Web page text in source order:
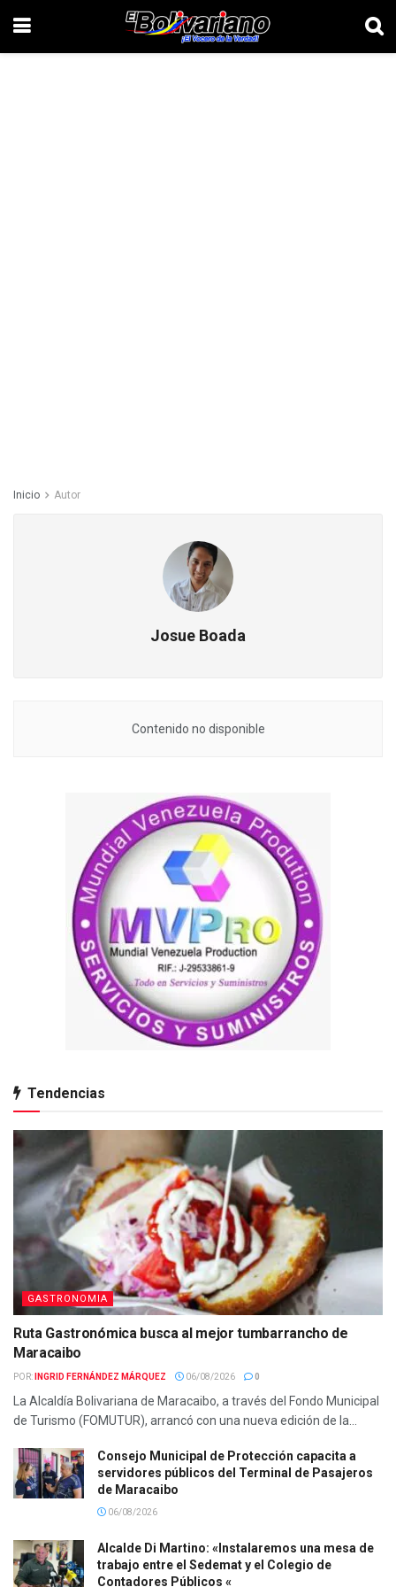
Inicio Autor
Josue Boada
Contenido no disponible
Tendencias
GASTRONOMIA
Ruta Gastronómica busca al mejor tumbarrancho de
Maracaibo
POR: INGRID FERNÁNDEZ MÁRQUEZ 06/08/2026 0
La Alcaldía Bolivariana de Maracaibo, a través del Fondo Municipal
de Turismo (FOMUTUR), arrancó con una nueva edición de la...
Consejo Municipal de Protección capacita a
servidores públicos del Terminal de Pasajeros
de Maracaibo
06/08/2026
Alcalde Di Martino: «Instalaremos una mesa de
trabajo entre el Sedemat y el Colegio de
Contadores Públicos «